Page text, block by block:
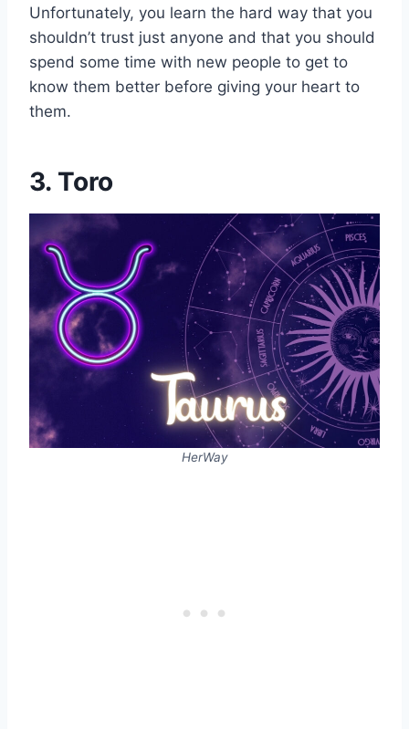
Unfortunately, you learn the hard way that you
shouldn’t trust just anyone and that you should
spend some time with new people to get to
know them better before giving your heart to
them.
3. Toro
HerWay